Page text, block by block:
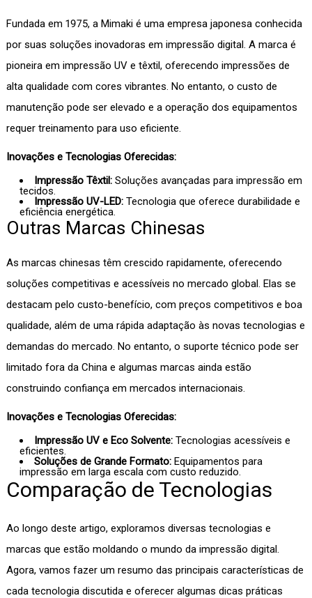
Fundada em 1975, a Mimaki é uma empresa japonesa conhecida
por suas soluções inovadoras em impressão digital. A marca é
pioneira em impressão UV e têxtil, oferecendo impressões de
alta qualidade com cores vibrantes. No entanto, o custo de
manutenção pode ser elevado e a operação dos equipamentos
requer treinamento para uso eficiente.
Inovações e Tecnologias Oferecidas:
Impressão Têxtil: Soluções avançadas para impressão em
tecidos.
Impressão UV-LED: Tecnologia que oferece durabilidade e
eficiência energética.
Outras Marcas Chinesas
As marcas chinesas têm crescido rapidamente, oferecendo
soluções competitivas e acessíveis no mercado global. Elas se
destacam pelo custo-benefício, com preços competitivos e boa
qualidade, além de uma rápida adaptação às novas tecnologias e
demandas do mercado. No entanto, o suporte técnico pode ser
limitado fora da China e algumas marcas ainda estão
construindo confiança em mercados internacionais.
Inovações e Tecnologias Oferecidas:
Impressão UV e Eco Solvente: Tecnologias acessíveis e
eficientes.
Soluções de Grande Formato: Equipamentos para
impressão em larga escala com custo reduzido.
Comparação de Tecnologias
Ao longo deste artigo, exploramos diversas tecnologias e
marcas que estão moldando o mundo da impressão digital.
Agora, vamos fazer um resumo das principais características de
cada tecnologia discutida e oferecer algumas dicas práticas